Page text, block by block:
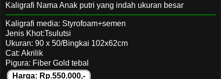
Kaligrafi Nama Anak putri yang indah ukuran besar
Kaligrafi media: Styrofoam+semen
Jenis Khot:Tsulutsi
Ukuran: 90 x 50/Bingkai 102x62cm
Cat: Akrilik
Pigura: Fiber Gold tebal
Harga: Rp.550.000,-